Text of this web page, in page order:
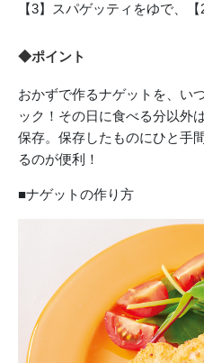
【3】スパゲッティをゆで、
◆ポイント
おかずで作るナゲットを、い
ック！その日に食べる分以外
保存。保存したものにひと手
るのが便利！
■ナゲットの作り方